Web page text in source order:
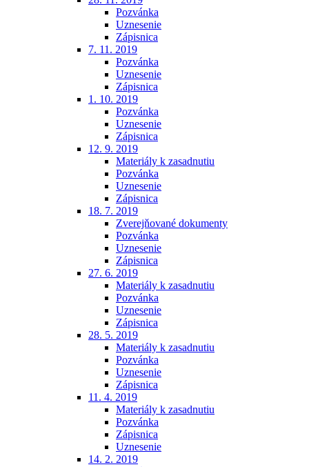
Pozvánka
Uznesenie
Zápisnica
7. 11. 2019
Pozvánka
Uznesenie
Zápisnica
1. 10. 2019
Pozvánka
Uznesenie
Zápisnica
12. 9. 2019
Materiály k zasadnutiu
Pozvánka
Uznesenie
Zápisnica
18. 7. 2019
Zverejňované dokumenty
Pozvánka
Uznesenie
Zápisnica
27. 6. 2019
Materiály k zasadnutiu
Pozvánka
Uznesenie
Zápisnica
28. 5. 2019
Materiály k zasadnutiu
Pozvánka
Uznesenie
Zápisnica
11. 4. 2019
Materiály k zasadnutiu
Pozvánka
Zápisnica
Uznesenie
14. 2. 2019